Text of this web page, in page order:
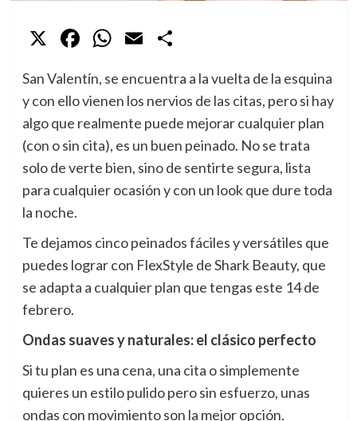
X Facebook
WhatsApp
Email
San Valentín, se encuentra a la vuelta de la esquina
y con ello vienen los nervios de las citas, pero si hay
algo que realmente puede mejorar cualquier plan
(con o sin cita), es un buen peinado. No se trata
solo de verte bien, sino de sentirte segura, lista
para cualquier ocasión y con un look que dure toda
la noche.
Te dejamos cinco peinados fáciles y versátiles que
puedes lograr con FlexStyle de Shark Beauty, que
se adapta a cualquier plan que tengas este 14 de
febrero.
Ondas suaves y naturales: el clásico perfecto
Si tu plan es una cena, una cita o simplemente
quieres un estilo pulido pero sin esfuerzo, unas
ondas con movimiento son la mejor opción.